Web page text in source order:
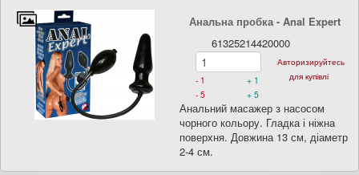
Анальна пробка - Anal Expert
61325214420000
+ 1
- 1
- 5
+ 5
Авторизируйтесь
для купівлі
Анальний масажер з насосом
чорного кольору. Гладка і ніжна
поверхня. Довжина 13 см, діаметр
2-4 см.